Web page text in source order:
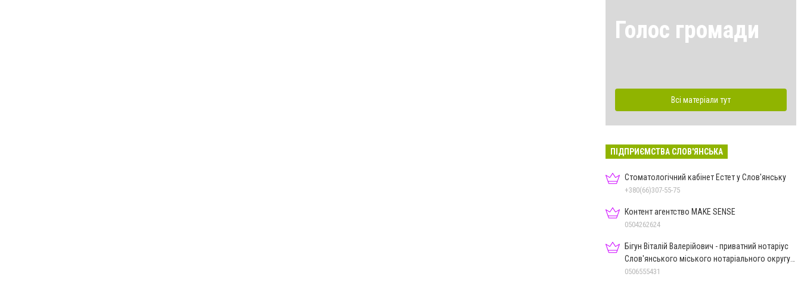
Голос громади
Всі матеріали тут
ПІДПРИЄМСТВА СЛОВ'ЯНСЬКА
Стоматологічний кабінет Естет у Слов'янську
+380(66)307-55-75
Контент агентство MAKE SENSE
0504262624
Бігун Віталій Валерійович - приватний нотаріус
Слов'янського міського нотаріального округу
Дон.обл.
0506555431